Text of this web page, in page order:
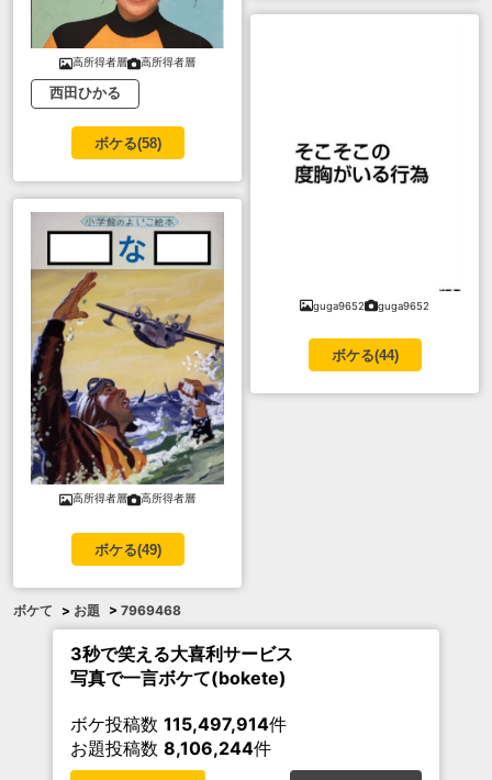
高所得者層 高所得者層
西田ひかる
ボケる(58)
高所得者層 高所得者層
ボケる(49)
guga9652 guga9652
ボケる(44)
ボケて > お題 > 7969468
3秒で笑える大喜利サービス
写真で一言ボケて(bokete)
ボケ投稿数 115,497,914件
お題投稿数 8,106,244件